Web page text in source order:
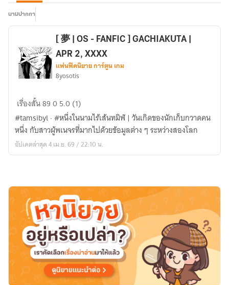
นามปากกา
|
OS
-
GACHIAKUTA
APR
XXXX
[ 夢 | OS - FANFIC ] GACHIAKUTA |
APR 2, XXXX
แฟนฟิคนิยาย การ์ตูน เกม
8yosotis
เรื่องสั้น8905.0 (1)
#tamsibyl · #หนึ่งในนามไร้เส้นทมิฬ | วันเกิดของนักเก็บกวาดคน
หนึ่ง กับสาวผู้พเนจรที่มากไปด้วยข้อมูลต่าง ๆ ระหว่างสองโลก
อัปเดตล่าสุด 4 เม.ย. 69 / 22:10 น.